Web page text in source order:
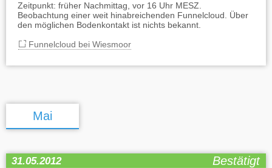
Zeitpunkt: früher Nachmittag, vor 16 Uhr MESZ.
Beobachtung einer weit hinabreichenden Funnelcloud. Über
den möglichen Bodenkontakt ist nichts bekannt.
Funnelcloud bei Wiesmoor
Mai
31.05.2012 Bestätigt